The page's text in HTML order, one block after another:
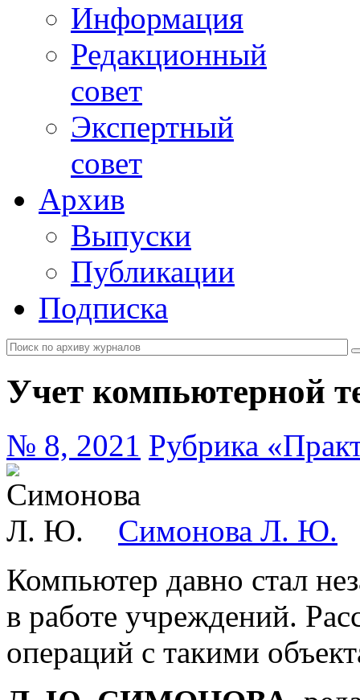
Информация
Редакционный
совет
Экспертный
совет
Архив
Выпуски
Публикации
Подписка
Учет компьютерной
№ 8, 2021 Рубрика
Симонова Л. Ю.
Компьютер давно стал
в работе учреждений.
операций с такими